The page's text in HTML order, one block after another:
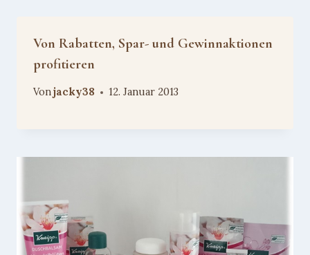
Von Rabatten, Spar- und Gewinnaktionen
profitieren
Vonjacky38 12. Januar 2013